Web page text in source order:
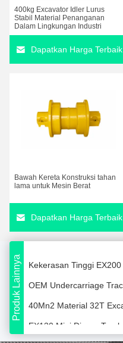
400kg Excavator Idler Lurus
Stabil Material Penanganan
Dalam Lingkungan Industri
Dapatkan Harga Terbaik
Bawah Kereta Konstruksi tahan
lama untuk Mesin Berat
Dapatkan Harga Terbaik
Produk Lainnya